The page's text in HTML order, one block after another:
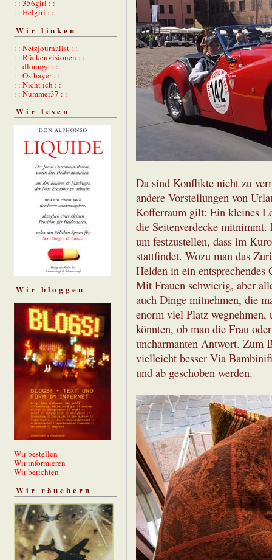
: : 356girl : :
: : Helgirl : :
Wir linken
: : Netzjournalist : :
: : Rückenvisionen : :
: : dlounge : :
: : Ostbayer : :
: : Nicht ich : :
: : Nummer37 : :
Wir lesen
Wir bloggen
Wir bestellen
Wir informieren
Wir berichten
Wir räuchern
Da sind Konflikte nicht zu
andere Vorstellungen von
Kofferraum gilt: Ein kleines
die Seitenverdecke
um festzustellen, dass im
stattfindet. Wozu man das
Helden in ein
Mit Frauen schwierig, aber
auch Dinge mitnehmen, die
enorm viel Platz
könnten, ob man die Frau
uncharmanten Antwort. Zum
vielleicht besser Via
und ab geschoben werden.